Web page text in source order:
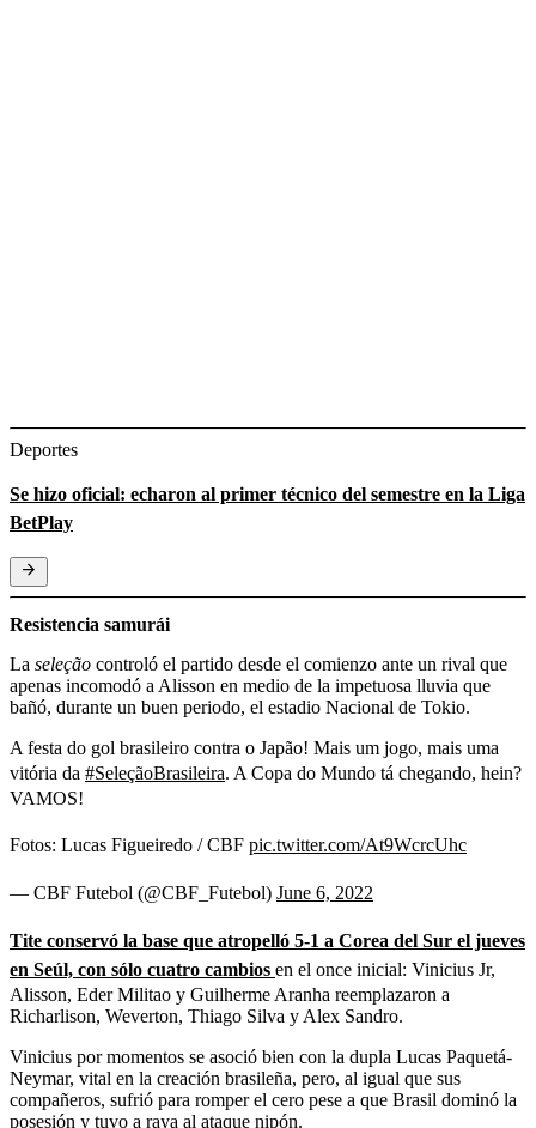
Deportes
Se hizo oficial: echaron al primer técnico del semestre en la Liga
BetPlay
Resistencia samurái
La seleção controló el partido desde el comienzo ante un rival que
apenas incomodó a Alisson en medio de la impetuosa lluvia que
bañó, durante un buen periodo, el estadio Nacional de Tokio.
A festa do gol brasileiro contra o Japão! Mais um jogo, mais uma
vitória da #SeleçãoBrasileira. A Copa do Mundo tá chegando, hein?
VAMOS!
Fotos: Lucas Figueiredo / CBF pic.twitter.com/At9WcrcUhc
— CBF Futebol (@CBF_Futebol) June 6, 2022
Tite conservó la base que atropelló 5-1 a Corea del Sur el jueves
en Seúl, con sólo cuatro cambios en el once inicial: Vinicius Jr,
Alisson, Eder Militao y Guilherme Aranha reemplazaron a
Richarlison, Weverton, Thiago Silva y Alex Sandro.
Vinicius por momentos se asoció bien con la dupla Lucas Paquetá-
Neymar, vital en la creación brasileña, pero, al igual que sus
compañeros, sufrió para romper el cero pese a que Brasil dominó la
posesión y tuvo a raya al ataque nipón.